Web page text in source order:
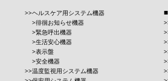
ヘルスケア用システム機器
徘徊お知らせ機器
緊急呼出機器
生活安心機器
表示盤
安全機器
温度監視用システム機器